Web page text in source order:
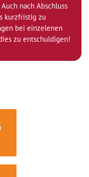
nach Abschluss
kurzfristig zu
bei einzelenen
zu entschuldigen!